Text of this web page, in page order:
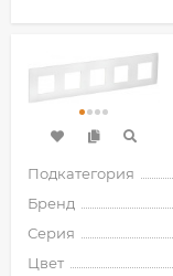
Подкатегория
Бренд
Серия
Цвет